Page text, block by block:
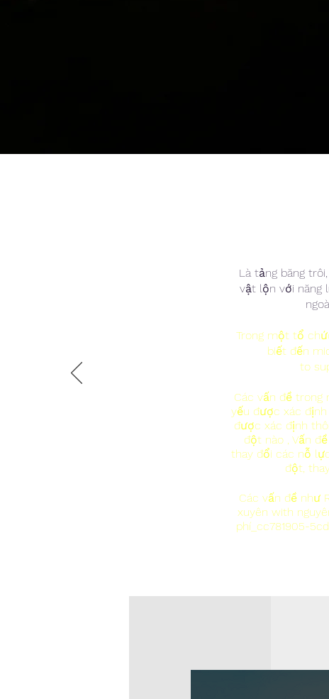
Là tảng băng
vật lộn với năng
Trong một tổ
biết đến
to
Các vấn đề
yếu được xác
được xác định
đột nào , Vấn
thay đổi các nỗ
đột,
Các vấn đề như
xuyên with
phí_cc781905-